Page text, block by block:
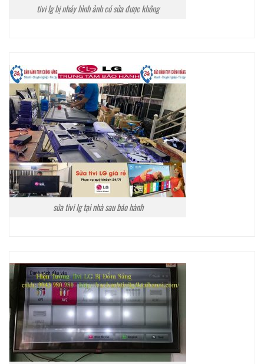
tivi lg bị nháy hình ảnh có sửa được không
sửa tivi lg tại nhà sau bảo hành